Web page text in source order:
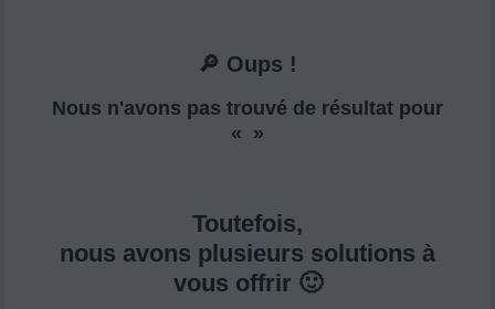
🔎 Oups !
Nous n'avons pas trouvé de résultat pour
« »
Toutefois,
nous avons plusieurs solutions à
vous offrir 🙂